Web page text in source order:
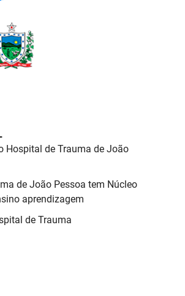
Hospital de Trauma de João
de João Pessoa tem Núcleo
aprendizagem
de Trauma